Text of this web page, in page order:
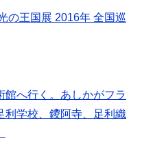
の王国展 2016年 全国巡
館へ行く。あしかがフラ
利学校、鑁阿寺、足利織